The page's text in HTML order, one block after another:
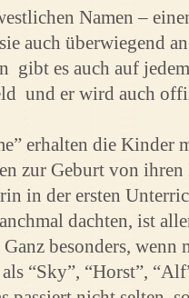
Namen –
auch überwiegend
gibt es auch auf
und er wird auch
erhalten die Kinder
zur Geburt von
in der ersten
dachten, ist
besonders, wenn
“Sky”, “Horst”,